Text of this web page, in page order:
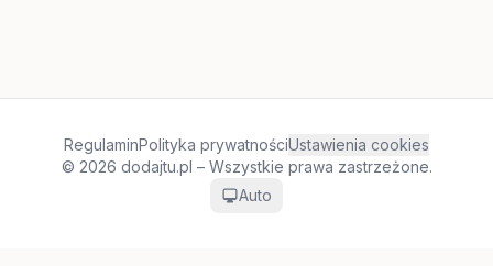
RegulaminPolityka prywatnościUstawienia cookies
© 2026 dodajtu.pl – Wszystkie prawa zastrzeżone.
Auto